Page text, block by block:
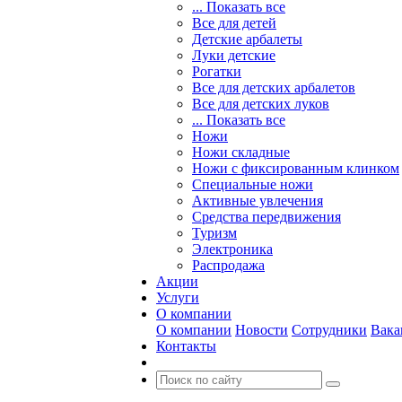
... Показать все
Все для детей
Детские арбалеты
Луки детские
Рогатки
Все для детских арбалетов
Все для детских луков
... Показать все
Ножи
Ножи складные
Ножи с фиксированным клинком
Специальные ножи
Активные увлечения
Средства передвижения
Туризм
Электроника
Распродажа
Акции
Услуги
О компании
О компании Новости Сотрудники
Контакты